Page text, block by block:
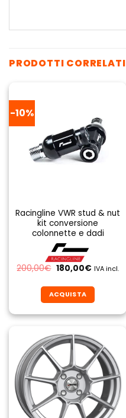
PRODOTTI CORRELATI
-10%
Racingline VWR stud & nut
kit conversione
colonnette e dadi
200,00€ Il
prezzo
era:
200,00€.
180,00€Il
è:
180,00€.
IVA incl.
ACQUISTA
prodotto
ha
più
varianti.
Le
opzioni
possono
essere